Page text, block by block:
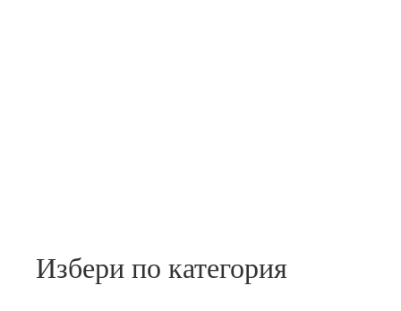
Избери по категория